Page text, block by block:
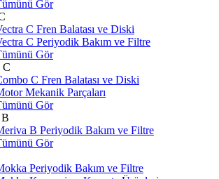
Gör
C Fren Balatası ve Diski
C Periyodik Bakım ve Filtre
Gör
C
C Fren Balatası ve Diski
Mekanik Parçaları
Gör
B Periyodik Bakım ve Filtre
Gör
Periyodik Bakım ve Filtre